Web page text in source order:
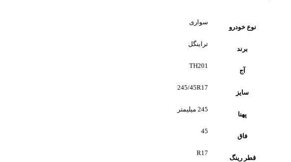
نوع خودرو
سواری
برند
تراینگل
آج
TH201
سایز
245/45R17
پهنا
245 میلیمتر
فاق
45
قطر رینگ
R17